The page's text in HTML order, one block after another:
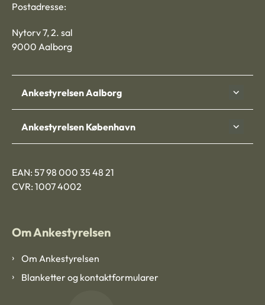
Postadresse:
Nytorv 7, 2. sal
9000 Aalborg
Ankestyrelsen Aalborg
Ankestyrelsen København
EAN: 57 98 000 35 48 21
CVR: 1007 4002
Om Ankestyrelsen
Om Ankestyrelsen
Blanketter og kontaktformularer